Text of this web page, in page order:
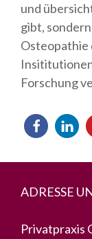
und
gibt,
Forschung
ADRESSE
Privatpraxis